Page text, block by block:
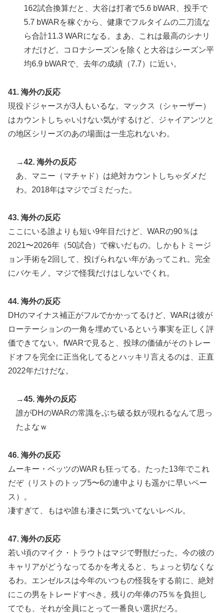
162試合換算だと、大谷は打者で5.6 bWAR、投手で
5.7 bWARを稼ぐから、健康でフルタイムの二刀流な
ら合計11.3 WARになる。まあ、これは最高のシナリ
オだけど。コロナシーズンを除くと大谷はシーズン平
均6.9 bWARで、去年の成績（7.7）に近い。
41. 海外の反応
現役ドジャースが3人もいるな。マックス（シャーザー）
はカウントしちゃいけない気がするけど、ジャイアンツと
の地区シリーズのあの場面は一生忘れないわ。
→42. 海外の反応
あ、マニー（マチャド）は絶対カウントしちゃダメだ
わ。2018年はマジでゴミだった。
43. 海外の反応
ここにいる誰よりも短い9年目だけど、WARの90％は
2021〜2026年（50試合）で稼いだもの。しかもトミージ
ョン手術を2回して、投げられない年があってこれ。完全
にバケモノ。マジで怪我だけはしないでくれ。
44. 海外の反応
DHのマイナス補正がフルでかかってるけど、WARは彼が
ローテーションの一角を埋めているという事実を正しく評
価できてない。fWARで見ると、投球の価値がそのトレー
ドオフを完全に正当化してるとハッキリ言えるのは、正直
2022年だけだな。
→45. 海外の反応
誰がDHのWARの常識をぶち破る奴が現れるなんて思っ
たよなｗ
46. 海外の反応
ムーキー・ベッツのWARも狂ってる。たった13年でこれ
だぞ（リストのトップ5〜6の連中よりも遥かに早いペー
ス）。
凄すぎて、もはや誰も凄さに気づいてないレベル。
47. 海外の反応
若い頃のマイク・トラウトはマジで野獣だった。今の彼の
キャリアがどうなってるかを考えると、ちょっと切なくな
るわ。エンゼルスは今年のいつもの怪我をする前に、絶対
にこの男をトレードすべき。残りの年俸の75％を負担し
てでも、それが全員にとって一番良い選択だろ。